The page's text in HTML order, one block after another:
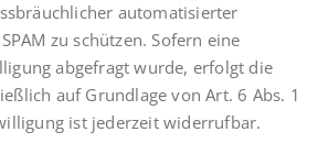
automatisierter
zu schützen. Sofern eine
abgefragt wurde, erfolgt die
auf Grundlage von Art. 6 Abs. 1
ist jederzeit widerrufbar.